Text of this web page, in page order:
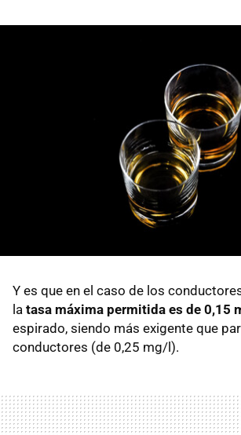
Y es que en el caso de los
la tasa máxima permitida es de 0,15
espirado, siendo más exigente que
conductores (de 0,25 mg/l).